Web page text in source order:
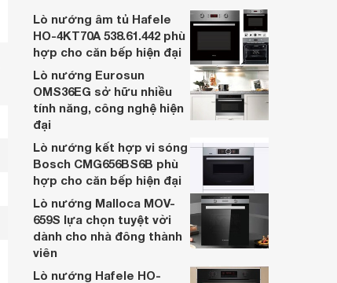
đông thành viên. Đây sẽ là chiếc lò nướng
giúp người nội trợ chuẩn bị bữa cơm cho
gia đình với thực đơn phong phú, thơm
ngon.
Lò nướng âm tủ Hafele
HO-4KT70A 538.61.442 phù
hợp cho căn bếp hiện đại
Lò nướng Eurosun
OMS36EG sở hữu nhiều
tính năng, công nghệ hiện
đại
Lò nướng kết hợp vi sóng
Bosch CMG656BS6B phù
hợp cho căn bếp hiện đại
Lò nướng Malloca MOV-
659S lựa chọn tuyệt vời
dành cho nhà đông thành
viên
Lò nướng Hafele HO-